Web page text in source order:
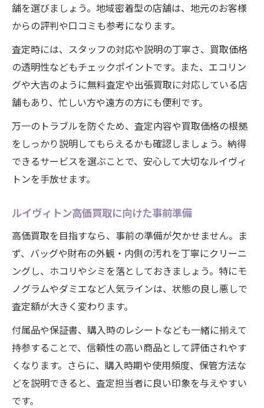
舗を選びましょう。地域密着型の店舗は、地元のお客様
からの評判や口コミも参考になります。
査定時には、スタッフの対応や説明の丁寧さ、買取価格
の透明性などもチェックポイントです。また、エコリン
グや大吉のように無料査定や出張買取に対応している店
舗もあり、忙しい方や遠方の方にも便利です。
万一のトラブルを防ぐため、査定内容や買取価格の根拠
をしっかり説明してもらえるかも確認しましょう。納得
できるサービスを選ぶことで、安心して大切なルイヴィ
トンを手放せます。
ルイヴィトン高価買取に向けた事前準備
高価買取を目指すなら、事前の準備が欠かせません。ま
ず、バッグや財布の外観・内側の汚れを丁寧にクリーニ
ングし、ホコリやシミを落としておきましょう。特にモ
ノグラムやダミエなど人気ラインは、状態の良し悪しで
査定額が大きく変わります。
付属品や保証書、購入時のレシートなども一緒に揃えて
持参することで、信頼性の高い商品として評価されやす
くなります。さらに、購入時期や使用頻度、保管方法な
どを説明できると、査定担当者に良い印象を与えやすい
です。